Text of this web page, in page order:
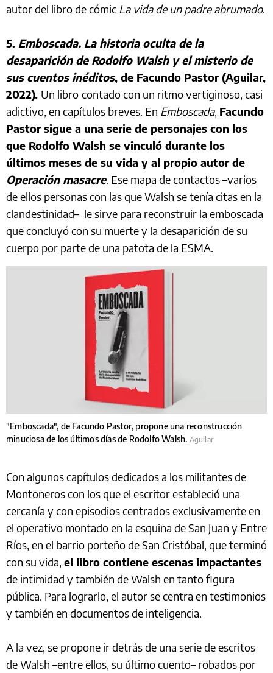
autor del libro de cómic La vida de un padre abrumado.
5. Emboscada. La historia oculta de la
desaparición de Rodolfo Walsh y el misterio de
sus cuentos inéditos, de Facundo Pastor (Aguilar,
2022). Un libro contado con un ritmo vertiginoso, casi
adictivo, en capítulos breves. En Emboscada, Facundo
Pastor sigue a una serie de personajes con los
que Rodolfo Walsh se vinculó durante los
últimos meses de su vida y al propio autor de
Operación masacre. Ese mapa de contactos –varios
de ellos personas con las que Walsh se tenía citas en la
clandestinidad– le sirve para reconstruir la emboscada
que concluyó con su muerte y la desaparición de su
cuerpo por parte de una patota de la ESMA.
"Emboscada", de Facundo Pastor, propone una reconstrucción
minuciosa de los últimos días de Rodolfo Walsh. Aguilar
Con algunos capítulos dedicados a los militantes de
Montoneros con los que el escritor estableció una
cercanía y con episodios centrados exclusivamente en
el operativo montado en la esquina de San Juan y Entre
Ríos, en el barrio porteño de San Cristóbal, que terminó
con su vida, el libro contiene escenas impactantes
de intimidad y también de Walsh en tanto figura
pública. Para lograrlo, el autor se centra en testimonios
y también en documentos de inteligencia.
A la vez, se propone ir detrás de una serie de escritos
de Walsh –entre ellos, su último cuento– robados por